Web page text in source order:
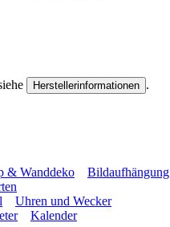
Herstellerinformationen .
& Wanddeko
Bildaufhängung
Uhren und Wecker
Kalender